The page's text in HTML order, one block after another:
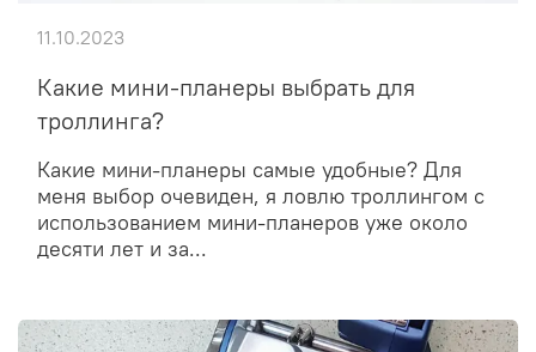
Какие мини-планеры выбрать для
троллинга?
Какие мини-планеры самые удобные? Для
меня выбор очевиден, я ловлю троллингом с
использованием мини-планеров уже около
десяти лет и за...
11.10.2023